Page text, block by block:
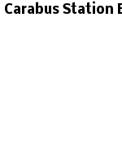
Carabus Station